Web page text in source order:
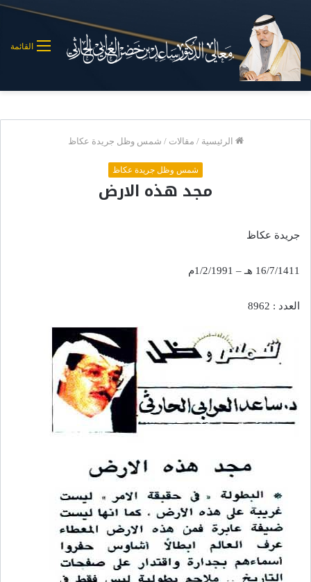
القائمة
الرئيسية / مقالات / شمس وظل جريدة عكاظ
شمس وظل جريدة عكاظ
مجد هذه الارض
جريدة عكاظ
16/7/1411 هـ – 1/2/1991م
العدد : 8962